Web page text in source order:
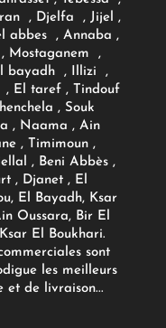
, Djelfa , Jijel ,
abbes , Annaba ,
Mostaganem ,
bayadh , Illizi ,
, El taref , Tindouf
, Souk
, Naama , Ain
, Timimoun ,
, Beni Abbès ,
, Djanet , El
El Bayadh, Ksar
Oussara, Bir El
El Boukhari.
sont
les meilleurs
et de livraison...